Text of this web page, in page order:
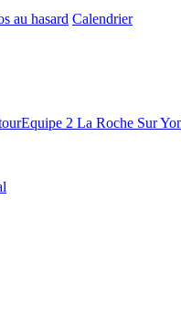
au hasard Calendrier
Equipe 2 La Roche Sur